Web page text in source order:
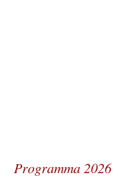
Programma 2026